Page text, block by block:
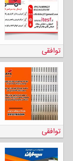
توافقی
توافقی